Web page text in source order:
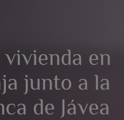
en
junto a la
de Jávea